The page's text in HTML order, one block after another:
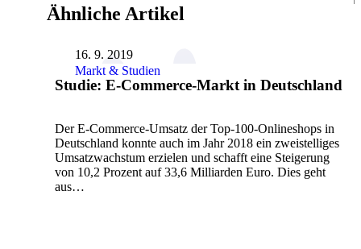
Ähnliche Artikel
16. 9. 2019
Markt & Studien
Studie: E-Commerce-Markt in Deutschland
Der E-Commerce-Umsatz der Top-100-Onlineshops in
Deutschland konnte auch im Jahr 2018 ein zweistelliges
Umsatzwachstum erzielen und schafft eine Steigerung
von 10,2 Prozent auf 33,6 Milliarden Euro. Dies geht
aus…